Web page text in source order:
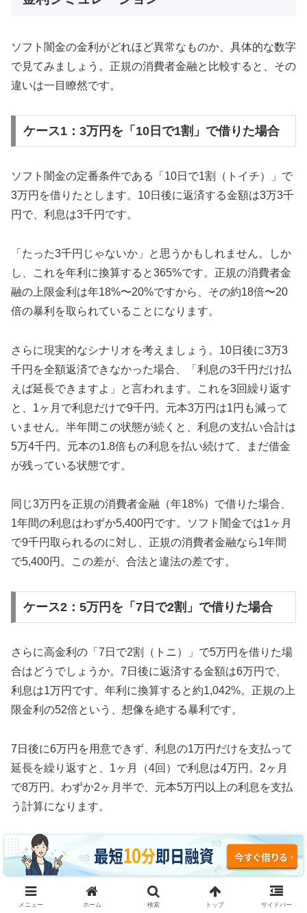
ソフト闇金の金利がどれほど異常なものか、具体的な数字
で見てみましょう。正規の消費者金融と比較すると、その
違いは一目瞭然です。
ケース1：3万円を「10日で1割」で借りた場合
ソフト闇金の定番条件である「10日で1割（トイチ）」で
3万円を借りたとします。10日後に返済する金額は3万3千
円で、利息は3千円です。
「たった3千円じゃないか」と思うかもしれません。しか
し、これを年利に換算すると365%です。正規の消費者金
融の上限金利は年18%〜20%ですから、その約18倍〜20
倍の暴利を取られていることになります。
さらに現実的なシナリオを考えましょう。10日後に3万3
千円を全額返済できなかった場合、「利息の3千円だけ払
えば延長できますよ」と言われます。これを3回繰り返す
と、1ヶ月で利息だけで9千円。元本3万円は1円も減って
いません。半年間この状態が続くと、利息の支払い合計は
5万4千円。元本の1.8倍もの利息を払い続けて、まだ借金
が残っている状態です。
同じ3万円を正規の消費者金融（年18%）で借りた場合、
1年間の利息はわずか5,400円です。ソフト闇金では1ヶ月
で9千円取られるのに対し、正規の消費者金融なら1年間
で5,400円。この差が、合法と違法の差です。
ケース2：5万円を「7日で2割」で借りた場合
さらに高金利の「7日で2割（トニ）」で5万円を借りた場
合はどうでしょうか。7日後に返済する金額は6万円で、
利息は1万円です。年利に換算すると約1,042%。正規の上
限金利の52倍という、想像を絶する暴利です。
7日後に6万円を用意できず、利息の1万円だけを支払って
延長を繰り返すと、1ヶ月（4回）で利息は4万円。2ヶ月
で8万円。わずか2ヶ月半で、元本5万円以上の利息を支払
う計算になります。
3ヶ月続けた場合、利息の支払い総額は約12万円。元本5
万円の2.4倍の利息を取られ、それでも借金は減っていま
せん。これがソフト闇金の実態です。
メニュー ホーム 検索 トップ サイドバー